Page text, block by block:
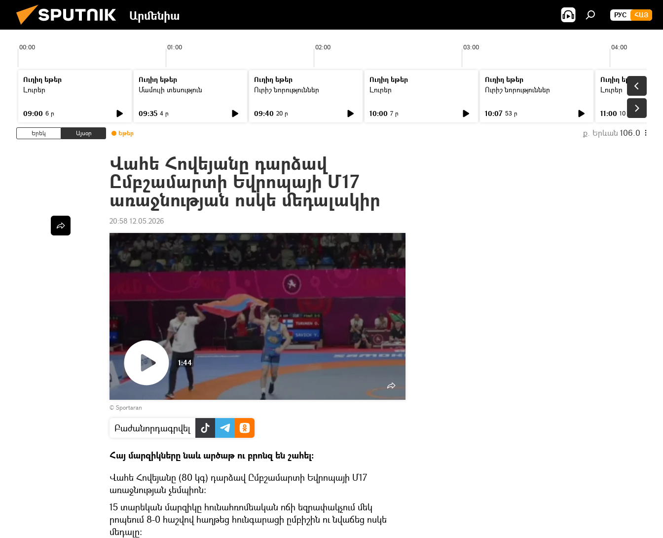
Արմենիա РУС ՀԱՅ
00:00 01:00 02:00 03:00 04:00
Ուղիղ եթեր
Լուրեր
09:00 6 ր
Ուղիղ եթեր
Մամուլի տեսություն
09:35 4 ր
Ուղիղ եթեր
Ուրիշ նորություններ
09:40 20 ր
Ուղիղ եթեր
Լուրեր
10:00 7 ր
Ուղիղ եթեր
Ուրիշ նորություններ
10:07 53 ր
Ուղիղ եթեր
Լուրեր
11:00 10 ր
Երեկ Այսօր Եթեր ք. Երևան 106.0
Վահե Հովեյանը դարձավ
Ըմբշամարտի Եվրոպայի Մ17
առաջնության ոսկե մեդալակիր
20:58 12.05.2026
Դիտել
1:44
© Sportaran
Բաժանորդագրվել
Հայ մարզիկները նաև արծաթ ու բրոնզ են շահել։
Վահե Հովեյանը (80 կգ) դարձավ Ըմբշամարտի Եվրոպայի Մ17
առաջնության չեմպիոն։
15 տարեկան մարզիկը հունահռոմեական ոճի եզրափակչում մեկ
րոպեում 8-0 հաշվով հաղթեց հունգարացի ըմբիշին ու նվաճեց ոսկե
մեդալը։